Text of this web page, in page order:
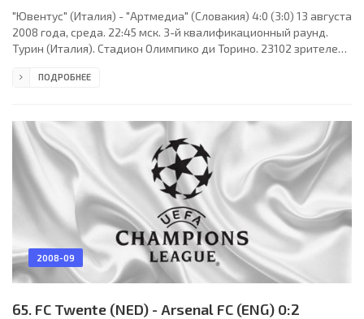
"Ювентус" (Италия) - "Артмедиа" (Словакия) 4:0 (3:0) 13 августа
2008 года, среда. 22:45 мск. 3-й квалификационный раунд.
Турин (Италия). Стадион Олимпико ди Торино. 23102 зрителей
(Тессалоники, Греция). "Ювентус": Джанлуиджи Буффон,
Мохамед Сиссоко, Хасан Салихамиджич, Кристиан Поульсен,
Алессандро Дель Пьеро (Амаури, 73), Давид
ПОДРОБНЕЕ
2008-09
65. FC Twente (NED) - Arsenal FC (ENG) 0:2